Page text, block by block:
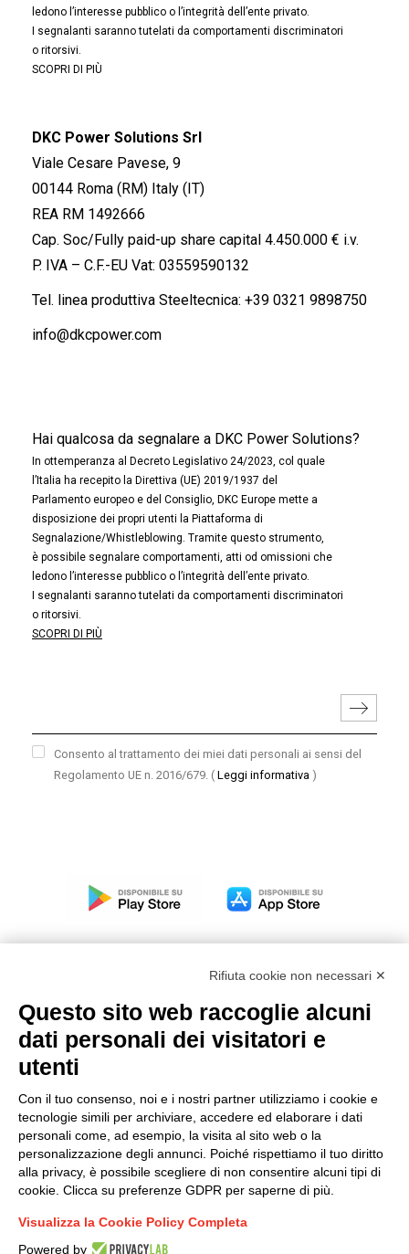
ledono l’interesse pubblico o l’integrità dell’ente privato.
I segnalanti saranno tutelati da comportamenti discriminatori
o ritorsivi.
SCOPRI DI PIÙ
DKC Power Solutions Srl
Viale Cesare Pavese, 9
00144 Roma (RM) Italy (IT)
REA RM 1492666
Cap. Soc/Fully paid-up share capital 4.450.000 € i.v.
P. IVA – C.F.-EU Vat: 03559590132
Tel. linea produttiva Steeltecnica: +39 0321 9898750
info@dkcpower.com
Hai qualcosa da segnalare a DKC Power Solutions?
In ottemperanza al Decreto Legislativo 24/2023, col quale
l’Italia ha recepito la Direttiva (UE) 2019/1937 del
Parlamento europeo e del Consiglio, DKC Europe mette a
disposizione dei propri utenti la Piattaforma di
Segnalazione/Whistleblowing. Tramite questo strumento,
è possibile segnalare comportamenti, atti od omissioni che
ledono l’interesse pubblico o l’integrità dell’ente privato.
I segnalanti saranno tutelati da comportamenti discriminatori
o ritorsivi.
SCOPRI DI PIÙ
Consento al trattamento dei miei dati personali ai sensi del
Regolamento UE n. 2016/679. ( Leggi informativa )
LINKEDIN YOUTUBE
Modello organizzativo, gestione e controllo – D. lgs.
231/2001
Condizioni generali di vendita DKC Power Solutions
Condizioni generali di acquisto
Codice etico
Rifiuta cookie non necessari ✕
Questo sito web raccoglie alcuni
dati personali dei visitatori e
utenti
Con il tuo consenso, noi e i nostri partner utilizziamo i cookie e
tecnologie simili per archiviare, accedere ed elaborare i dati
personali come, ad esempio, la visita al sito web o la
personalizzazione degli annunci. Poiché rispettiamo il tuo diritto
alla privacy, è possibile scegliere di non consentire alcuni tipi di
cookie. Clicca su preferenze GDPR per saperne di più.
Visualizza la Cookie Policy Completa
Powered by